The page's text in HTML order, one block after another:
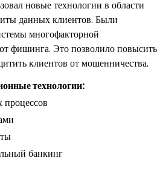
новые технологии в области
данных клиентов. Были
многофакторной
фишинга. Это позволило повысить
клиентов от мошенничества.
технологии:
процессов
банкинг